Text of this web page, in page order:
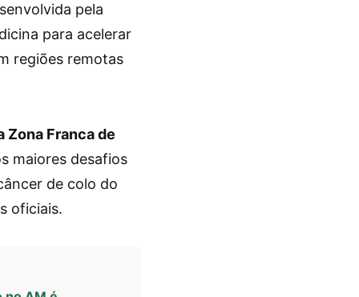
pela
para acelerar
regiões remotas
Zona Franca de
maiores desafios
de colo do
oficiais.